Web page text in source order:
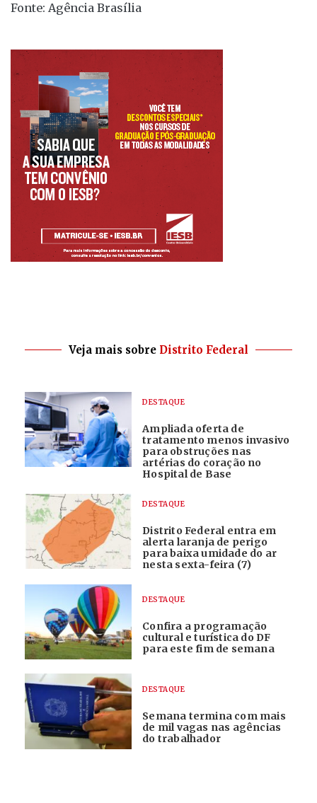
Fonte: Agência Brasília
Veja mais sobre Distrito Federal
DESTAQUE
Ampliada oferta de
tratamento menos invasivo
para obstruções nas
artérias do coração no
Hospital de Base
DESTAQUE
Distrito Federal entra em
alerta laranja de perigo
para baixa umidade do ar
nesta sexta-feira (7)
DESTAQUE
Confira a programação
cultural e turística do DF
para este fim de semana
DESTAQUE
Semana termina com mais
de mil vagas nas agências
do trabalhador